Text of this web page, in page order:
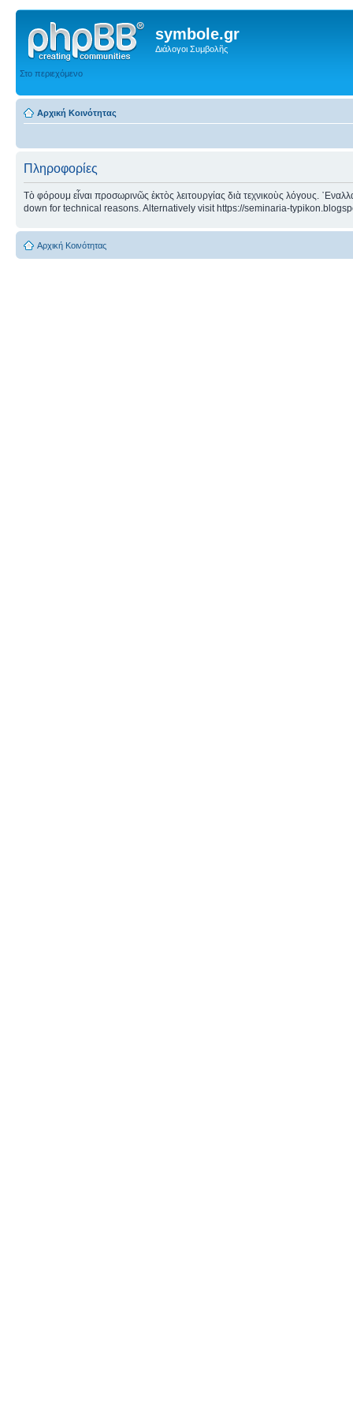
symbole.gr
Διάλογοι Συμβολῆς
Στο περιεχόμενο
Αρχική Κοινότητας
Πληροφορίες
Τὸ φόρουμ εἶναι προσωρινῶς ἐκτὸς λειτουργίας διὰ τεχνικοὺς λόγους.
down for technical reasons. Alternatively visit https://seminaria-
Αρχική Κοινότητας